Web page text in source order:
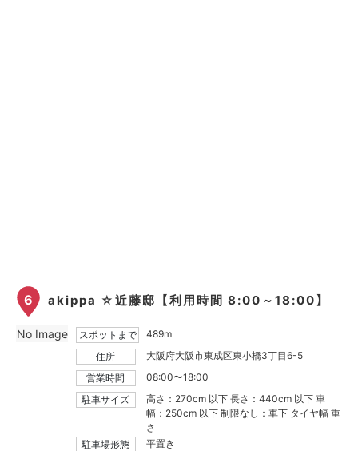
6 akippa ☆近藤邸【利用時間 8:00～18:00】
スポットまで
489m
住所
大阪府大阪市東成区東小橋3丁目6-5
営業時間
08:00〜18:00
駐車サイズ
高さ：270cm 以下 長さ：440cm 以下 車
幅：250cm 以下 制限なし：車下 タイヤ幅 重
さ
駐車場形態
平置き
No Image